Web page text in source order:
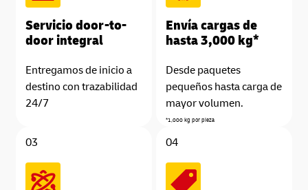
Servicio door-to-
door integral
Entregamos de inicio a
destino con trazabilidad
24/7
Envía cargas de
hasta 3,000 kg*
Desde paquetes
pequeños hasta carga de
mayor volumen.
03 04